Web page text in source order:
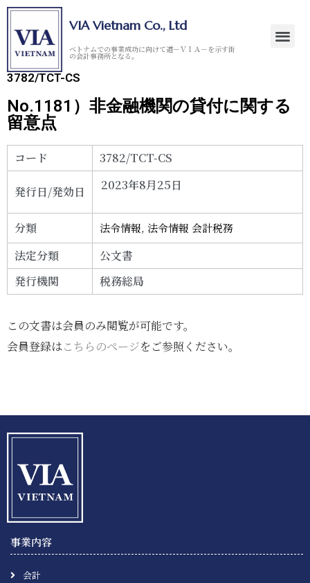
VIA Vietnam Co., Ltd
ベトナムでの事業成功に向けて道－ＶＩＡ－を示す街
の会計事務所となる。
3782/TCT-CS
No.1181）非金融機関の貸付に関する
留意点
コード 3782/TCT-CS
発行日/発効日 2023年8月25日
分類 法令情報,法令情報 会計税務
法定分類
公文書
発行機関
税務総局
この文書は会員のみ閲覧が可能です。
会員登録はこちらのページをご参照ください。
事業内容
会計